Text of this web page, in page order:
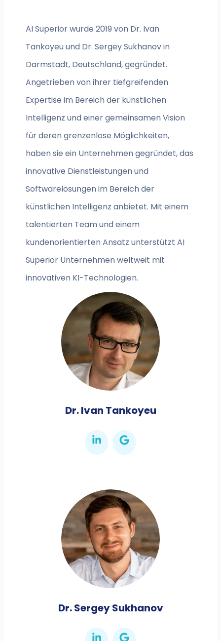
AI Superior wurde 2019 von Dr. Ivan
Tankoyeu und Dr. Sergey Sukhanov in
Darmstadt, Deutschland, gegründet.
Angetrieben von ihrer tiefgreifenden
Expertise im Bereich der künstlichen
Intelligenz und einer gemeinsamen Vision
für deren grenzenlose Möglichkeiten,
haben sie ein Unternehmen gegründet, das
innovative Dienstleistungen und
Softwarelösungen im Bereich der
künstlichen Intelligenz anbietet. Mit einem
talentierten Team und einem
kundenorientierten Ansatz unterstützt AI
Superior Unternehmen weltweit mit
innovativen KI-Technologien.
Dr. Ivan Tankoyeu
Dr. Sergey Sukhanov